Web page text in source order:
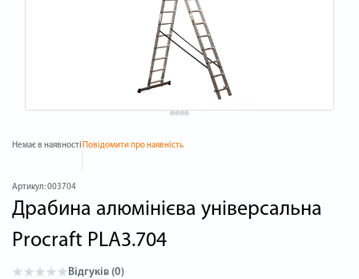
Немає в наявності Повідомити про наявність
Артикул:003704
Драбина алюмінієва універсальна
Procraft PLA3.704
Відгуків (0)